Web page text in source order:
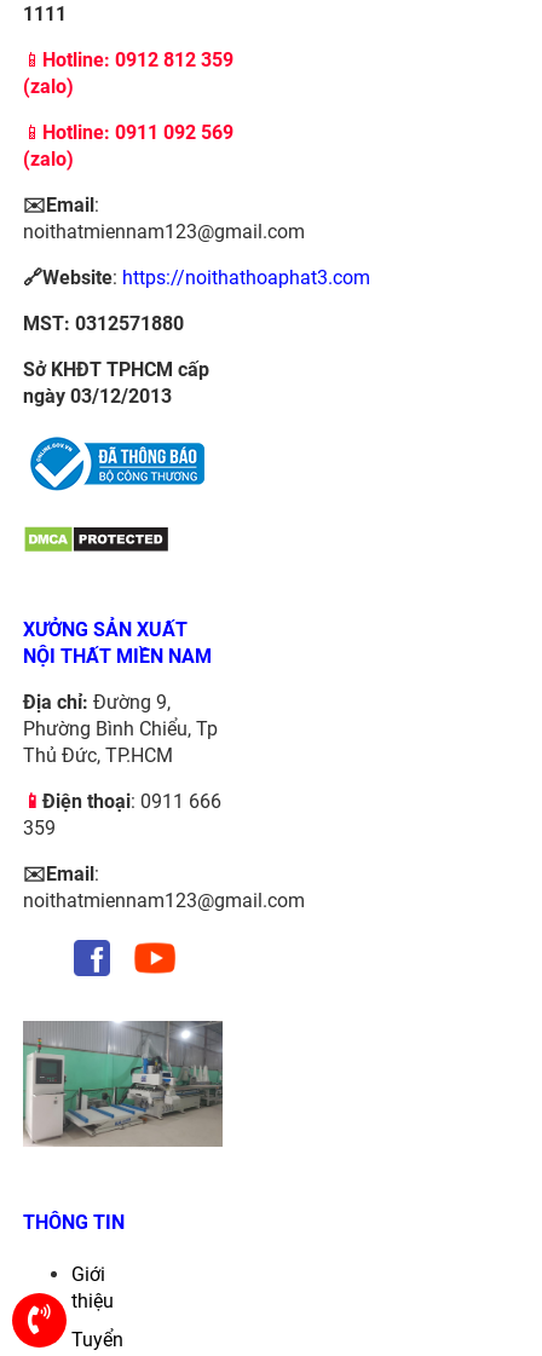
1111
📱 Hotline: 0912 812 359
(zalo)
📱 Hotline: 0911 092 569
(zalo)
✉️Email:
noithatmiennam123@gmail.com
🔗Website: https://noithathoaphat3.com
MST: 0312571880
Sở KHĐT TPHCM cấp
ngày 03/12/2013
XƯỞNG SẢN XUẤT
NỘI THẤT MIỀN NAM
Địa chỉ: Đường 9,
Phường Bình Chiểu, Tp
Thủ Đức, TP.HCM
📱Điện thoại: 0911 666
359
✉️Email:
noithatmiennam123@gmail.com
THÔNG TIN
Giới
thiệu
Tuyển